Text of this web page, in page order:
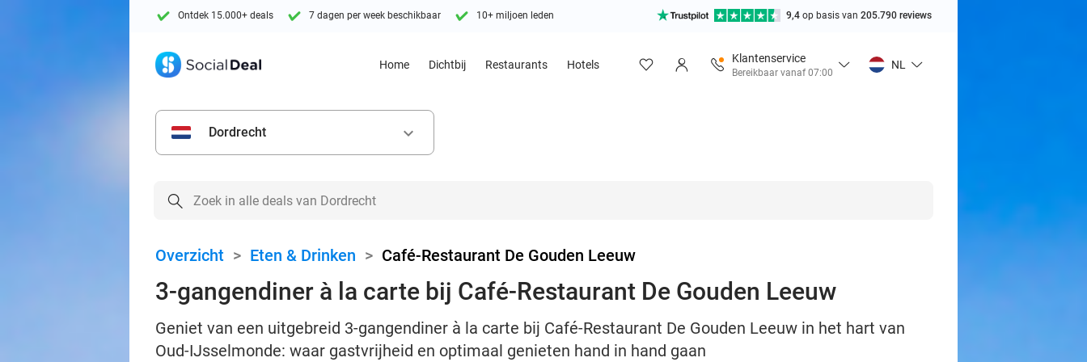
Ontdek 15.000+ deals 7 dagen per week beschikbaar 10+ miljoen leden 9,4 op basis van 205.790 reviews
Home Dichtbij Restaurants Hotels
Klantenservice
Bereikbaar vanaf 07:00
NL
Dordrecht keyboard_arrow_down
Overzicht > Eten & Drinken > Café-Restaurant De Gouden Leeuw
3-gangendiner à la carte bij Café-Restaurant De Gouden Leeuw
Geniet van een uitgebreid 3-gangendiner à la carte bij Café-Restaurant De Gouden Leeuw in het hart van
Oud‑IJsselmonde: waar gastvrijheid en optimaal genieten hand in hand gaan